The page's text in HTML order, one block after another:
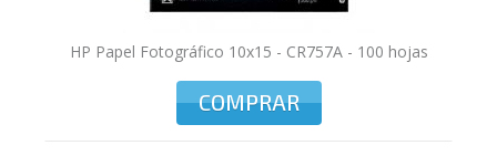
HP Papel Fotográfico 10x15 - CR757A - 100 hojas
COMPRAR